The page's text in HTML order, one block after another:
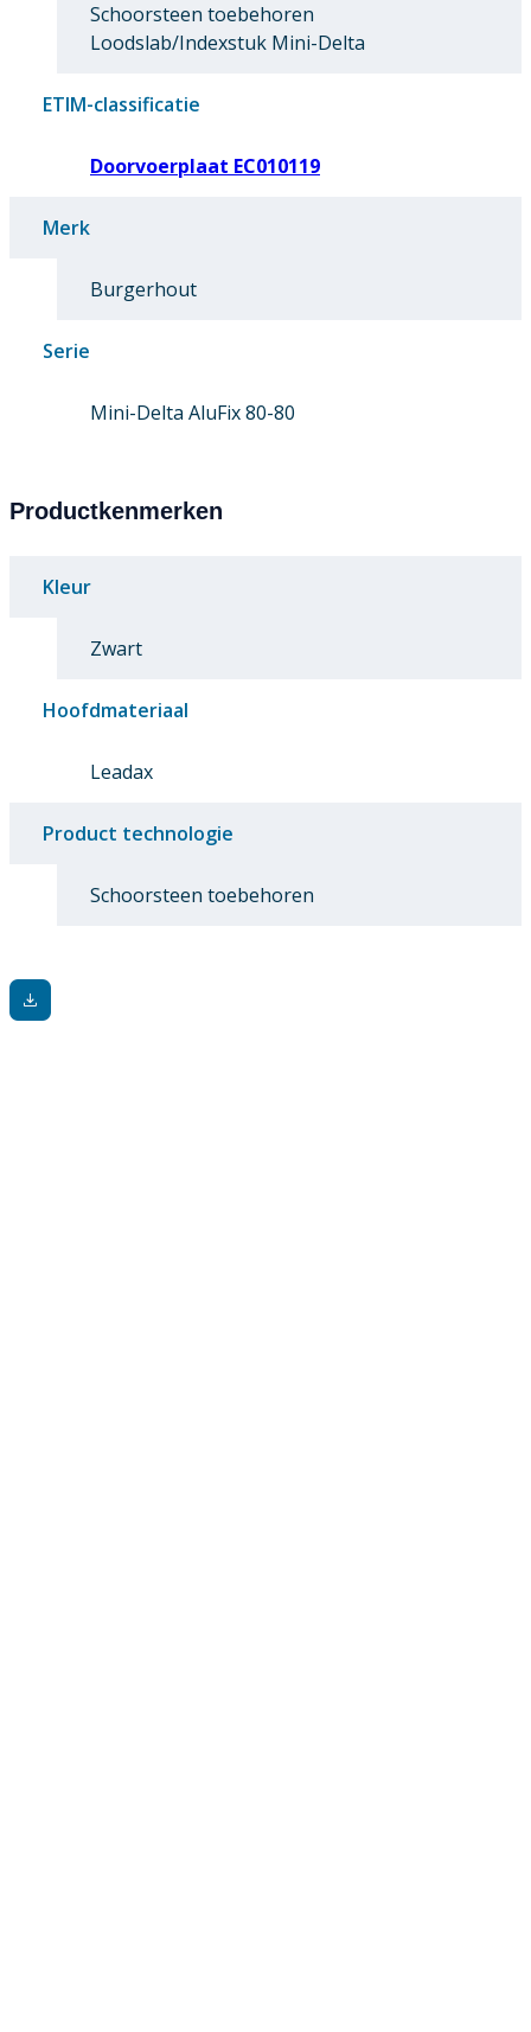
Schoorsteen toebehoren
Loodslab/Indexstuk Mini-Delta
ETIM-classificatie
Doorvoerplaat EC010119
Merk
Burgerhout
Serie
Mini-Delta AluFix 80-80
Productkenmerken
Kleur
Zwart
Hoofdmateriaal
Leadax
Product technologie
Schoorsteen toebehoren